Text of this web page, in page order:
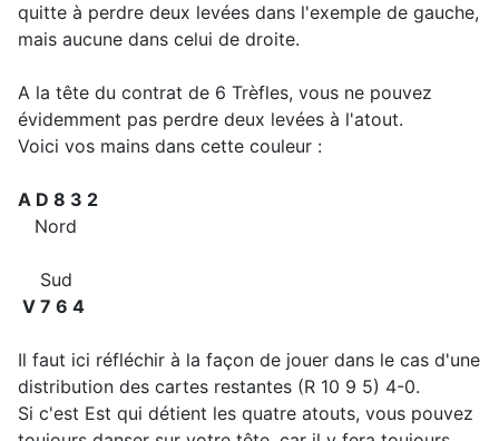
quitte à perdre deux levées dans l'exemple de gauche,
mais aucune dans celui de droite.
A la tête du contrat de 6 Trèfles, vous ne pouvez
évidemment pas perdre deux levées à l'atout.
Voici vos mains dans cette couleur :
A D 8 3 2
Nord
Sud
V 7 6 4
Il faut ici réfléchir à la façon de jouer dans le cas d'une
distribution des cartes restantes (R 10 9 5) 4-0.
Si c'est Est qui détient les quatre atouts, vous pouvez